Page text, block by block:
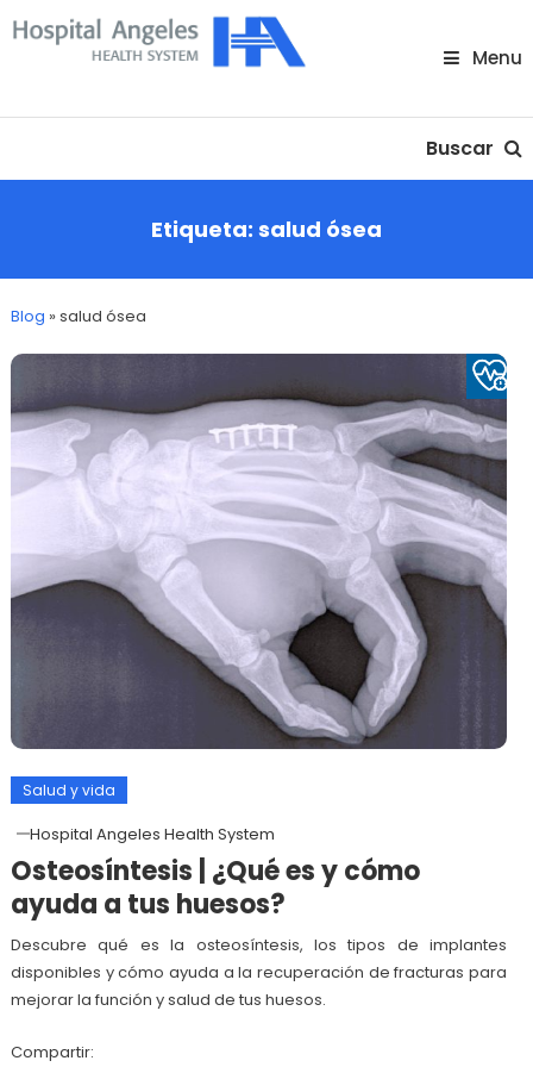
Skip
To
Menu
Buscar
Etiqueta: salud ósea
Blog »salud ósea
Salud y vida
Hospital Angeles Health System
Osteosíntesis | ¿Qué es y cómo
ayuda a tus huesos?
Descubre qué es la osteosíntesis, los tipos de implantes
disponibles y cómo ayuda a la recuperación de fracturas para
mejorar la función y salud de tus huesos.
Compartir: